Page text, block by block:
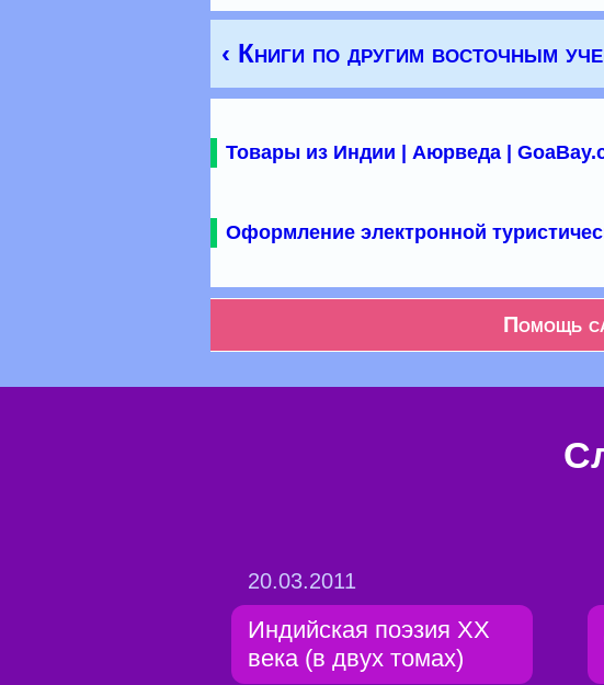
‹ Книги по другим восточным
Товары из Индии | Аюрведа |
Оформление электронной
Помощь
20.03.2011
Индийская поэзия XX
века (в двух томах)